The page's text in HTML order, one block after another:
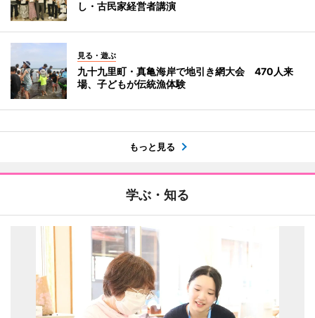
し・古民家経営者講演
見る・遊ぶ
九十九里町・真亀海岸で地引き網大会 470人来
場、子どもが伝統漁体験
もっと見る
学ぶ・知る